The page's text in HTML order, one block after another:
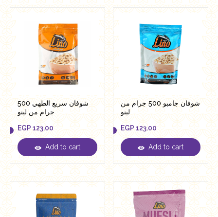
شوفان سريع الطهي 500
جرام من لينو
EGP 123.00
EGP 123.00
Add to cart
شوفان جامبو 500 جرام من
لينو
EGP 123.00
EGP 123.00
Add to cart